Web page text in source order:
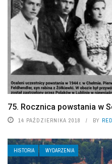
75. Rocznica powstania w
14 PAŹDZIERNIKA 2018 BY
HISTORIA WYDARZENIA